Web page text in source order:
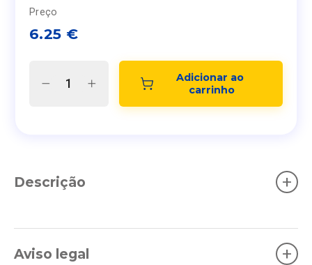
Preço
6.25 €
Adicionar ao
carrinho
Descrição +
Aviso legal +